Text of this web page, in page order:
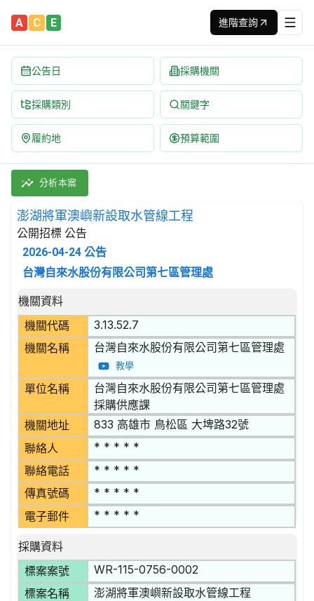
A C E 進階查詢
公告日 採購機關
採購類別 關鍵字
履約地 預算範圍
澎湖將軍澳嶼新設取水管線工程 招標公告 | 案號：WR-
採購類別：工程類 地區性管線及電纜;輔助性工程 | 招標方
分析本案
澎湖將軍澳嶼新設取水管線工程
公開招標 公告
2026-04-24 公告
台灣自來水股份有限公司第七區管理處
招標公告詳細內容
機關資料
機關代碼
3.13.52.7
機關名稱 台灣自來水股份有限公司第七區管理處
教學
單位名稱
台灣自來水股份有限公司第七區管理處
採購供應課
機關地址 833 高雄市 鳥松區 大埤路32號
聯絡人 * * * * *
聯絡電話 * * * * *
傳真號碼 * * * * *
電子郵件 * * * * *
採購資料
標案案號
WR-115-0756-0002
標案名稱 澎湖將軍澳嶼新設取水管線工程